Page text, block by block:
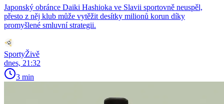
Japonský obránce Daiki Hashioka ve Slavii sportovně neuspěl,
přesto z něj klub může vytěžit desítky milionů korun díky
promyšlené smluvní strategii.
SportyŽivě
dnes, 21:32
3 min